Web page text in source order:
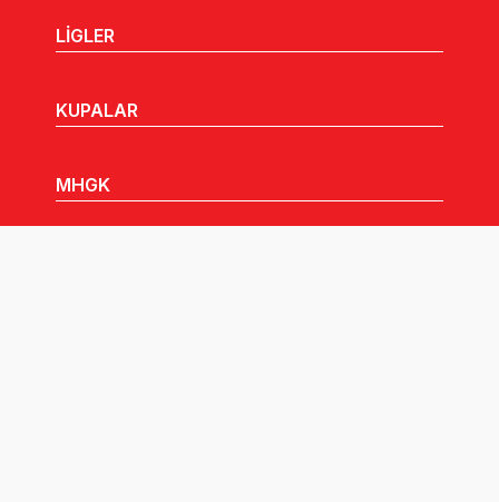
LİGLER
KUPALAR
MHGK